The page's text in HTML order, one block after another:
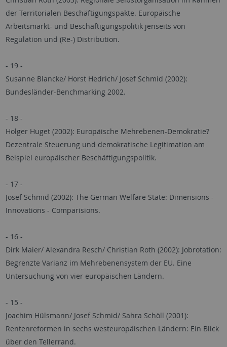
der Territorialen Beschäftigungspakte. Europäische
Arbeitsmarkt- und Beschäftigungspolitik jenseits von
Regulation und (Re-) Distribution.
- 19 -
Susanne Blancke/ Horst Hedrich/ Josef Schmid (2002):
Bundesländer-Benchmarking 2002.
- 18 -
Holger Huget (2002): Europäische Mehrebenen-Demokratie?
Dezentrale Steuerung und demokratische Legitimation am
Beispiel europäischer Beschäftigungspolitik.
- 17 -
Josef Schmid (2002): The German Welfare State: Dimensions -
Innovations - Comparisions.
- 16 -
Dirk Maier/ Alexandra Resch/ Christian Roth (2002): Jobrotation:
Begrenzte Varianz im Mehrebenensystem der EU. Eine
Untersuchung von vier europäischen Ländern.
- 15 -
Joachim Hülsmann/ Josef Schmid/ Sahra Schöll (2001):
Rentenreformen in sechs westeuropäischen Ländern: Ein Blick
über den Tellerrand.